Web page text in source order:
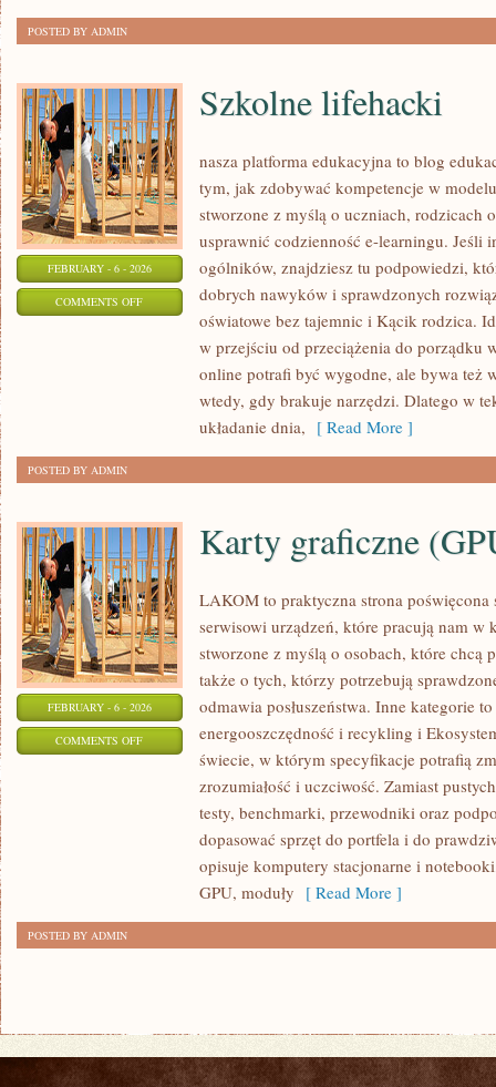
POSTED BY ADMIN
FEBRUARY - 6 - 2026
COMMENTS OFFON
Szkolne lifehacki
nasza platforma edukacyjna to blog
tym, jak zdobywać kompetencje w
stworzone z myślą o uczniach, rodzicach
usprawnić codzienność e-learningu. Jeśli
ogólników, znajdziesz tu podpowiedzi,
dobrych nawyków i sprawdzonych
oświatowe bez tajemnic i Kącik rodzica.
w przejściu od przeciążenia do porządku
online potrafi być wygodne, ale bywa też
wtedy, gdy brakuje narzędzi. Dlatego w
układanie dnia, [ Read More ]
POSTED BY ADMIN
FEBRUARY - 6 - 2026
COMMENTS OFFON
GRAFICZNE
Karty graficzne
LAKOM to praktyczna strona
serwisowi urządzeń, które pracują nam w
stworzone z myślą o osobach, które chcą
także o tych, którzy potrzebują
odmawia posłuszeństwa. Inne kategorie
energooszczędność i recykling i
świecie, w którym specyfikacje potrafią
zrozumiałość i uczciwość. Zamiast
testy, benchmarki, przewodniki oraz
dopasować sprzęt do portfela i do
opisuje komputery stacjonarne i
GPU, moduły [ Read More ]
POSTED BY ADMIN